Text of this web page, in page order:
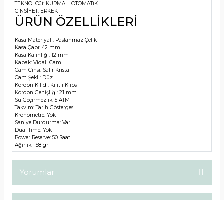
TEKNOLOJİ: KURMALI OTOMATİK
CİNSİYET: ERKEK
ÜRÜN ÖZELLİKLERİ
Kasa Materiyali: Paslanmaz Çelik
Kasa Çapı: 42 mm
Kasa Kalınlığı: 12 mm
Kapak: Vidalı Cam
Cam Cinsi: Safir Kristal
Cam Şekli: Düz
Kordon Kilidi: Kilitli Klips
Kordon Genişliği: 21 mm
Su Geçirmezlik: 5 ATM
Takvim:Tarih Göstergesi
Kronometre: Yok
Saniye Durdurma: Var
Dual Time: Yok
Power Reserve: 50 Saat
Ağırlık: 158 gr
Yorumlar